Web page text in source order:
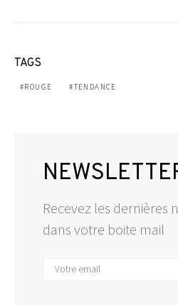
TAGS
ROUGE TENDANCE
Recevez les dernières
dans votre boite mail